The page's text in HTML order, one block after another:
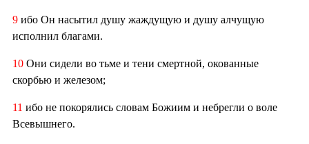
9 ибо Он насытил душу жаждущую и душу алчущую
исполнил благами.
10 Они сидели во тьме и тени смертной, окованные
скорбью и железом;
11 ибо не покорялись словам Божиим и небрегли о воле
Всевышнего.